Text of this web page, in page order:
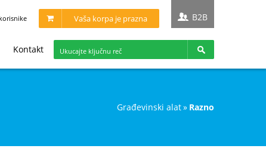
građevinski alat» razno
Vaša korpa je prazna B2B
Kontakt